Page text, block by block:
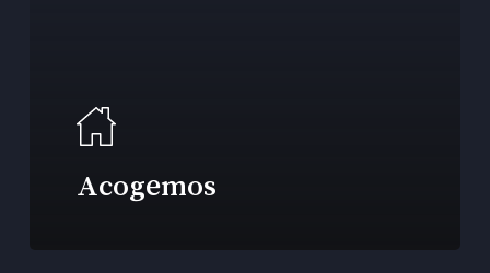
Acogemos